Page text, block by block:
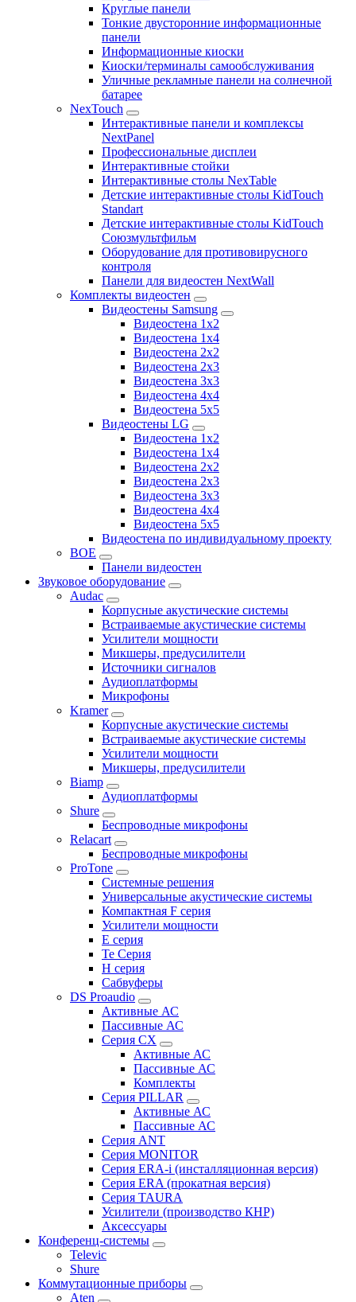
Круглые панели
Тонкие двусторонние информационные
панели
Информационные киоски
Киоски/терминалы самообслуживания
Уличные рекламные панели на солнечной
батарее
NexTouch
Интерактивные панели и комплексы
NextPanel
Профессиональные дисплеи
Интерактивные стойки
Интерактивные столы NexTable
Детские интерактивные столы KidTouch
Standart
Детские интерактивные столы KidTouch
Союзмультфильм
Оборудование для противовирусного
контроля
Панели для видеостен NextWall
Комплекты видеостен
Видеостены Samsung
Видеостена 1x2
Видеостена 1x4
Видеостена 2x2
Видеостена 2х3
Видеостена 3x3
Видеостена 4x4
Видеостена 5x5
Видеостены LG
Видеостена 1x2
Видеостена 1x4
Видеостена 2x2
Видеостена 2x3
Видеостена 3x3
Видеостена 4x4
Видеостена 5x5
Видеостена по индивидуальному проекту
BOE
Панели видеостен
Звуковое оборудование
Audac
Корпусные акустические системы
Встраиваемые акустические системы
Усилители мощности
Микшеры, предусилители
Источники сигналов
Аудиоплатформы
Микрофоны
Kramer
Корпусные акустические системы
Встраиваемые акустические системы
Усилители мощности
Микшеры, предусилители
Biamp
Аудиоплатформы
Shure
Беспроводные микрофоны
Relacart
Беспроводные микрофоны
ProTone
Системные решения
Универсальные акустические системы
Компактная F серия
Усилители мощности
E серия
Te Серия
H серия
Сабвуферы
DS Proaudio
Активные АС
Пассивные АС
Серия CX
Активные АС
Пассивные АС
Комплекты
Серия PILLAR
Активные АС
Пассивные АС
Серия ANT
Серия MONITOR
Серия ERA-i (инсталляционная версия)
Серия ERA (прокатная версия)
Серия TAURA
Усилители (производство КНР)
Аксессуары
Конференц-системы
Televic
Shure
Коммутационные приборы
Aten